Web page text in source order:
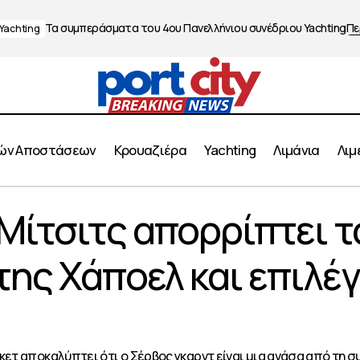
Τα συμπεράσματα του 4ου Πανελλήνιου συνέδριου Yachting
Αποστάσεων Κρουαζιέρα Yachting Λιμάνια
απορρίπτει
Χάποελ και
αποκαλύπτει ότι ο Σέρβος γκαρντ είναι μια ανάσα από τη